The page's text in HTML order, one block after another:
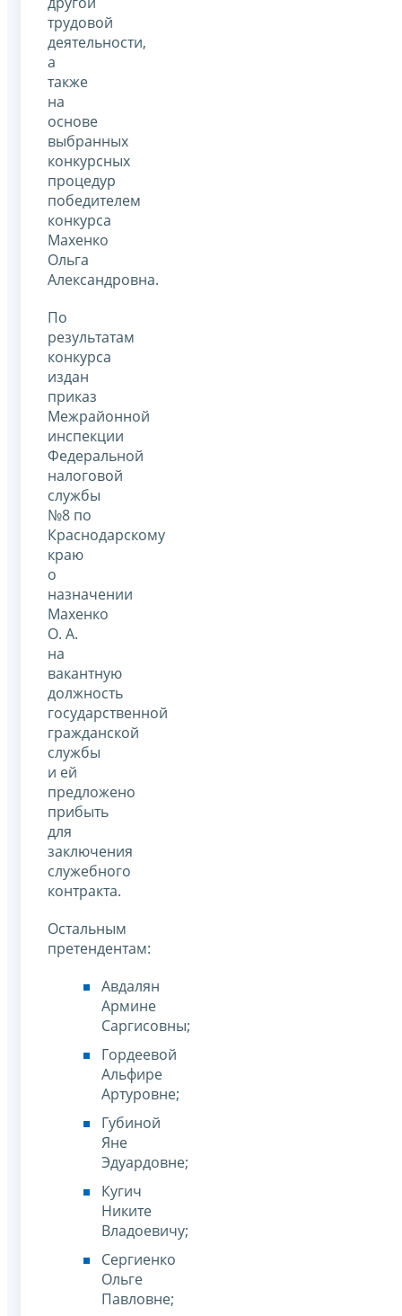
трудовой
деятельности,
а
также
на
основе
выбранных
конкурсных
процедур
победителем
конкурса
Махенко
Ольга
Александровна.
По
результатам
конкурса
издан
приказ
Межрайонной
инспекции
Федеральной
налоговой
службы
№8 по
Краснодарскому
краю
о
назначении
Махенко
О. А.
на
вакантную
должность
государственной
гражданской
службы
и ей
предложено
прибыть
для
заключения
служебного
контракта.
Остальным
претендентам:
Авдалян
Армине
Саргисовны;
Гордеевой
Альфире
Артуровне;
Губиной
Яне
Эдуардовне;
Кугич
Никите
Владоевичу;
Сергиенко
Ольге
Павловне;